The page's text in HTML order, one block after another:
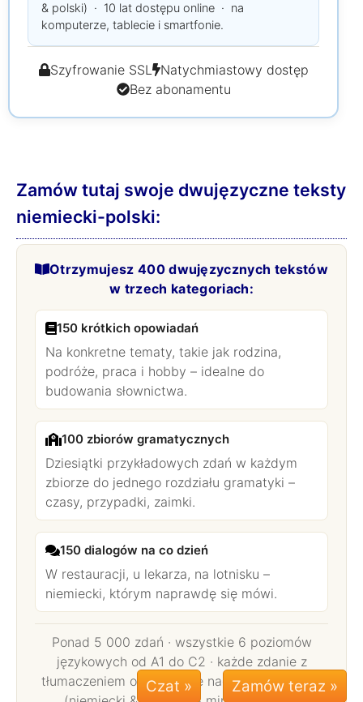
& polski) · 10 lat dostępu online · na
komputerze, tablecie i smartfonie.
Szyfrowanie SSL Natychmiastowy dostęp
Bez abonamentu
Zamów tutaj swoje dwujęzyczne teksty
niemiecki-polski:
Otrzymujesz 400 dwujęzycznych tekstów
w trzech kategoriach:
150 krótkich opowiadań
Na konkretne tematy, takie jak rodzina,
podróże, praca i hobby – idealne do
budowania słownictwa.
100 zbiorów gramatycznych
Dziesiątki przykładowych zdań w każdym
zbiorze do jednego rozdziału gramatyki –
czasy, przypadki, zaimki.
150 dialogów na co dzień
W restauracji, u lekarza, na lotnisku –
niemiecki, którym naprawdę się mówi.
Ponad 5 000 zdań · wszystkie 6 poziomów
językowych od A1 do C2 · każde zdanie z
tłumaczeniem obok · pełne nagranie lektorskie
Czat »